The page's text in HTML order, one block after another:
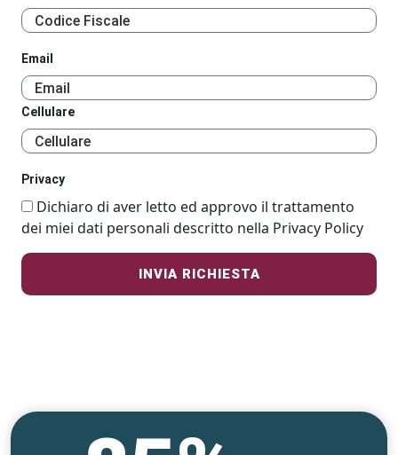
Email
Cellulare
Privacy
Dichiaro di aver letto ed approvo il trattamento
dei miei dati personali descritto nella Privacy Policy